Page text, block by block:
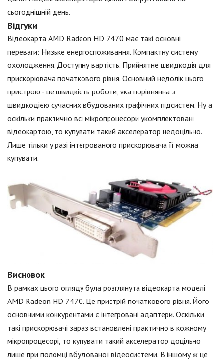
сьогоднішній день.
Відгуки
Відеокарта AMD Radeon HD 7470 має такі основні
переваги: Низьке енергоспоживання. Компактну систему
охолодження. Доступну вартість. Прийнятне швидкодія для
прискорювача початкового рівня. Основний недолік цього
пристрою - це швидкість роботи, яка порівнянна з
швидкодією сучасних вбудованих графічних підсистем. Ну а
оскільки практично всі мікропроцесори укомплектовані
відеокартою, то купувати такий акселератор недоцільно.
Лише тільки у разі інтегрованого прискорювача її можна
купувати.
Висновок
В рамках цього огляду була розглянута відеокарта моделі
AMD Radeon HD 7470. Це пристрій початкового рівня. Його
основними конкурентами є інтегровані адаптери. Оскільки
такі прискорювачі зараз встановлені практично в кожному
мікропроцесорі, то купувати такий акселератор доцільно
лише при поломці вбудованої відеосистеми. В іншому ж це